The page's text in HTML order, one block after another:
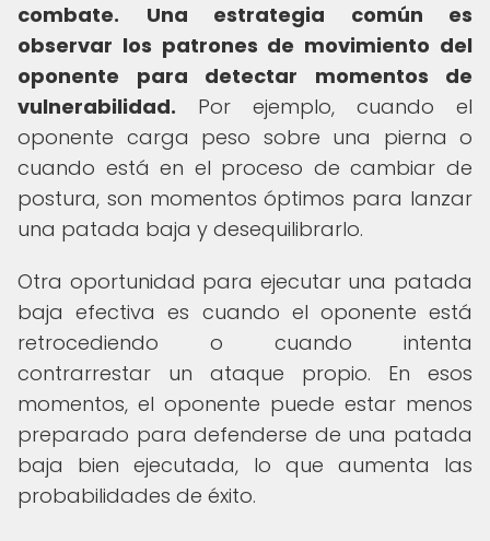
combate.
Una estrategia común es
observar los patrones de movimiento del
oponente para detectar momentos de
vulnerabilidad. Por ejemplo, cuando el
oponente carga peso sobre una pierna o
cuando está en el proceso de cambiar de
postura, son momentos óptimos para lanzar
una patada baja y desequilibrarlo.
Otra oportunidad para ejecutar una patada
baja efectiva es cuando el oponente está
retrocediendo o cuando intenta
contrarrestar un ataque propio. En esos
momentos, el oponente puede estar menos
preparado para defenderse de una patada
baja bien ejecutada, lo que aumenta las
probabilidades de éxito.